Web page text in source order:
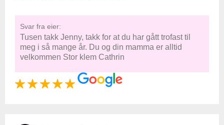
Svar fra eier:
Tusen takk Jenny, takk for at du har gått trofast til
meg i så mange år. Du og din mamma er alltid
velkommen Stor klem Cathrin